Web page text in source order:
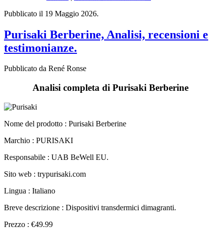
Purisaki Berberine, Analisi, recensioni e
testimonianze.
Pubblicato da René Ronse
Analisi completa di Purisaki Berberine
Nome del prodotto :
Marchio : PURISAKI
Responsabile : UAB BeWell EU.
Sito web : trypurisaki.com
Lingua : Italiano
Breve descrizione : Dispositivi transdermici dimagranti.
Prezzo : €49.99
Formato : Confezione da 30 patch